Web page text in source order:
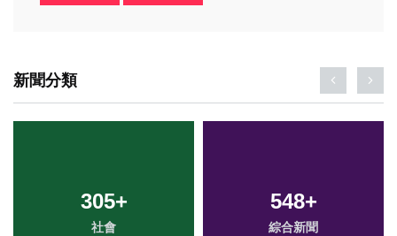
新聞分類
305+
社會
548+
綜合新聞